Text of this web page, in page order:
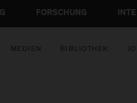
FORSCHUNG
MEDIEN BIBLIOTHEK